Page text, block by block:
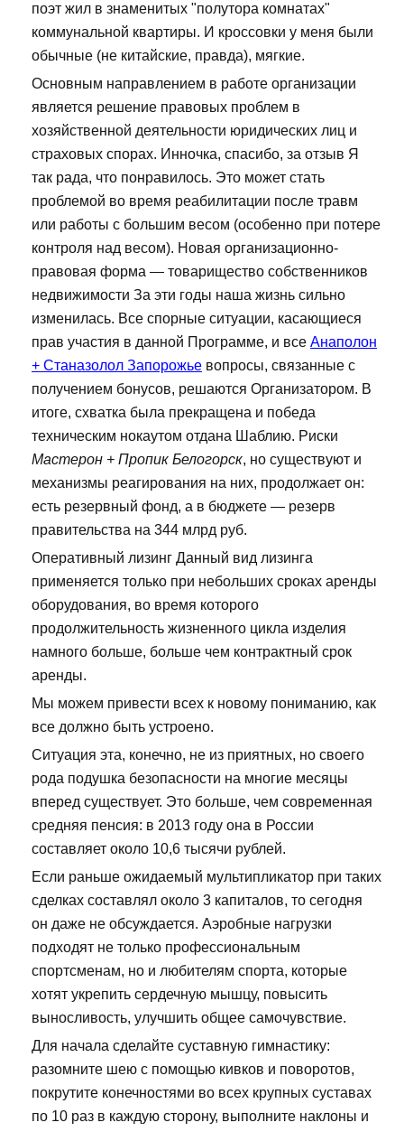
поэт жил в знаменитых "полутора комнатах"
коммунальной квартиры. И кроссовки у меня были
обычные (не китайские, правда), мягкие.
Основным направлением в работе организации
является решение правовых проблем в
хозяйственной деятельности юридических лиц и
страховых спорах. Инночка, спасибо, за отзыв Я
так рада, что понравилось. Это может стать
проблемой во время реабилитации после травм
или работы с большим весом (особенно при потере
контроля над весом). Новая организационно-
правовая форма — товарищество собственников
недвижимости За эти годы наша жизнь сильно
изменилась. Все спорные ситуации, касающиеся
прав участия в данной Программе, и все Анаполон
+ Станазолол Запорожье вопросы, связанные с
получением бонусов, решаются Организатором. В
итоге, схватка была прекращена и победа
техническим нокаутом отдана Шаблию. Риски
Мастерон + Пропик Белогорск, но существуют и
механизмы реагирования на них, продолжает он:
есть резервный фонд, а в бюджете — резерв
правительства на 344 млрд руб.
Оперативный лизинг Данный вид лизинга
применяется только при небольших сроках аренды
оборудования, во время которого
продолжительность жизненного цикла изделия
намного больше, больше чем контрактный срок
аренды.
Мы можем привести всех к новому пониманию, как
все должно быть устроено.
Ситуация эта, конечно, не из приятных, но своего
рода подушка безопасности на многие месяцы
вперед существует. Это больше, чем современная
средняя пенсия: в 2013 году она в России
составляет около 10,6 тысячи рублей.
Если раньше ожидаемый мультипликатор при таких
сделках составлял около 3 капиталов, то сегодня
он даже не обсуждается. Аэробные нагрузки
подходят не только профессиональным
спортсменам, но и любителям спорта, которые
хотят укрепить сердечную мышцу, повысить
выносливость, улучшить общее самочувствие.
Для начала сделайте суставную гимнастику:
разомните шею с помощью кивков и поворотов,
покрутите конечностями во всех крупных суставах
по 10 раз в каждую сторону, выполните наклоны и